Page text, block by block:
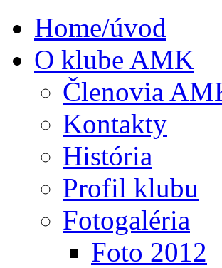
Home/úvod
O klube AMK
Členovia
Kontakty
História
Profil klubu
Fotogaléria
Foto 2012